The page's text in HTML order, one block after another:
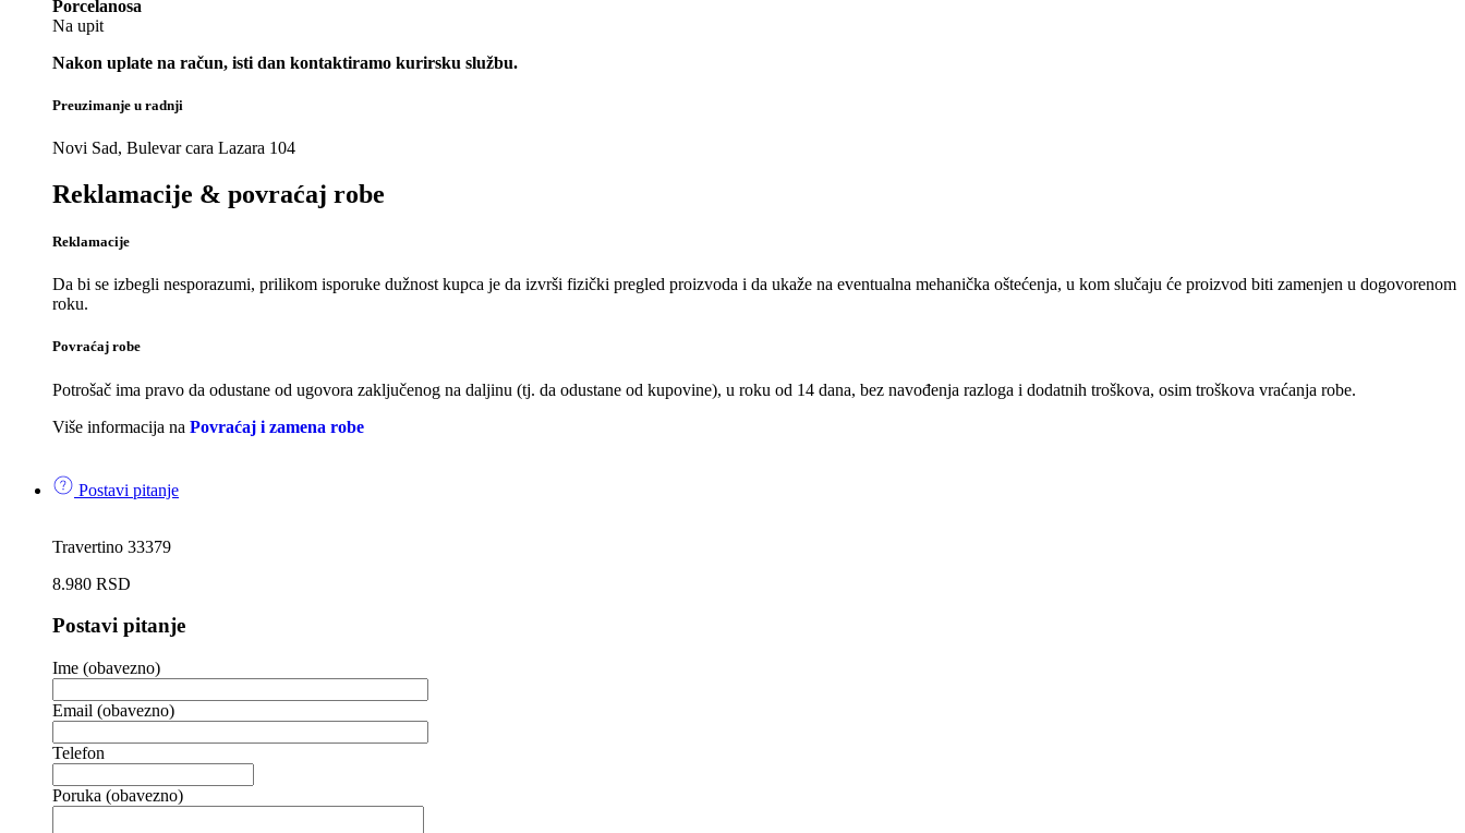
Porcelanosa
Na upit
Nakon uplate na račun, isti dan kontaktiramo kurirsku službu.
Preuzimanje u radnji
Novi Sad, Bulevar cara Lazara 104
Reklamacije & povraćaj robe
Reklamacije
Da bi se izbegli nesporazumi, prilikom isporuke dužnost kupca je da izvrši fizički pregled proizvoda i da ukaže na eventualna mehanička oštećenja, u kom slučaju će proizvod biti zamenjen u dogovorenom
roku.
Povraćaj robe
Potrošač ima pravo da odustane od ugovora zaključenog na daljinu (tj. da odustane od kupovine), u roku od 14 dana, bez navođenja razloga i dodatnih troškova, osim troškova vraćanja robe.
Više informacija na Povraćaj i zamena robe
Postavi pitanje
Travertino 33379
8.980 RSD
Postavi pitanje
Ime (obavezno)
Email (obavezno)
Telefon
Poruka (obavezno)